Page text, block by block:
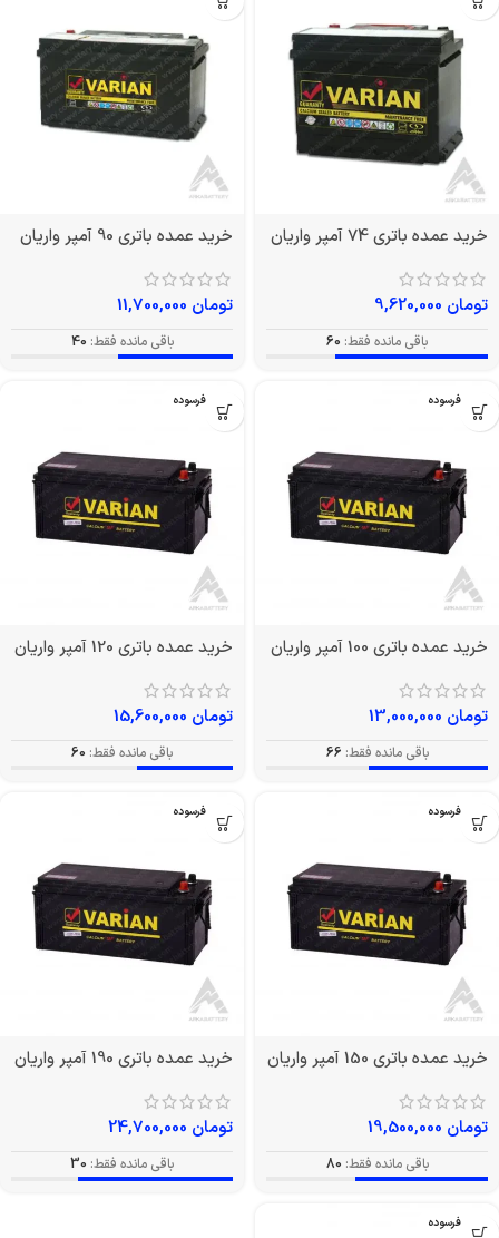
خرید عمده باتری 74 آمپر واریان
تومان
باقی مانده فقط: 60
خرید عمده باتری 90 آمپر واریان
تومان
باقی مانده فقط: 40
بدون فرسوده
خرید عمده باتری 100 آمپر واریان
تومان
باقی مانده فقط: 66
بدون فرسوده
خرید عمده باتری 120 آمپر واریان
تومان
باقی مانده فقط: 60
بدون فرسوده
خرید عمده باتری 150 آمپر واریان
تومان
باقی مانده فقط: 80
بدون فرسوده
خرید عمده باتری 190 آمپر واریان
تومان
باقی مانده فقط: 30
بدون فرسوده